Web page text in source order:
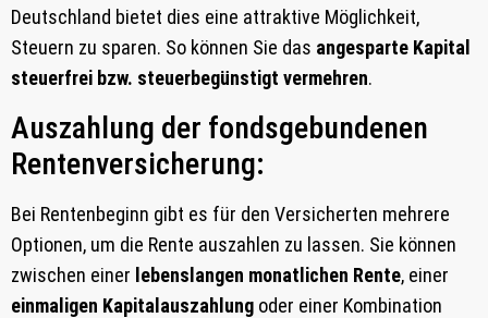
Deutschland bietet dies eine attraktive Möglichkeit,
Steuern zu sparen. So können Sie das angesparte Kapital
steuerfrei bzw. steuerbegünstigt vermehren.
Auszahlung der fondsgebundenen
Rentenversicherung:
Bei Rentenbeginn gibt es für den Versicherten mehrere
Optionen, um die Rente auszahlen zu lassen. Sie können
zwischen einer lebenslangen monatlichen Rente, einer
einmaligen Kapitalauszahlung oder einer Kombination